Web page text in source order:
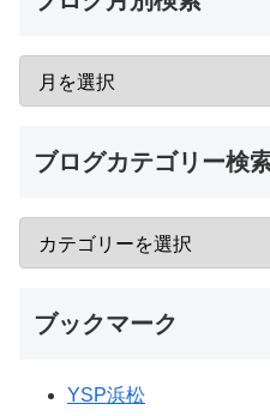
ブログカテゴリー検
ブックマーク
YSP浜松